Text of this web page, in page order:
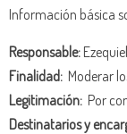
Información básica
Responsable:
Finalidad: Moderar
Legitimación: Por
Destinatarios y